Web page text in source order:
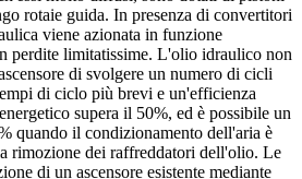
rotaie guida. In presenza di convertitori
viene azionata in funzione
perdite limitatissime. L'olio idraulico non
di svolgere un numero di cicli
di ciclo più brevi e un'efficienza
supera il 50%, ed è possibile un
quando il condizionamento dell'aria è
rimozione dei raffreddatori dell'olio. Le
di un ascensore esistente mediante